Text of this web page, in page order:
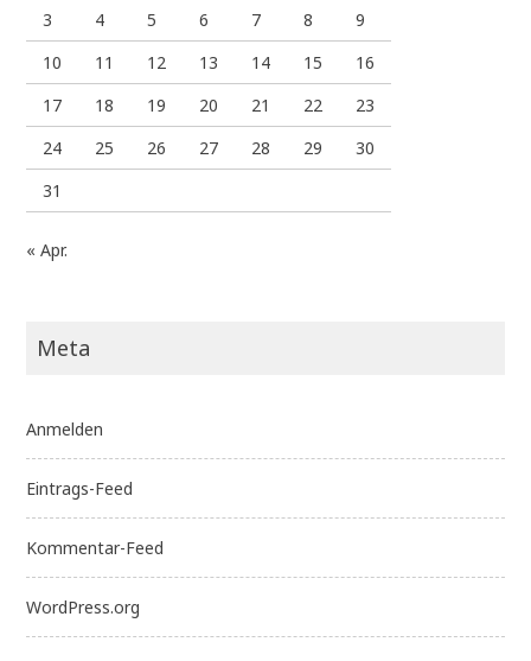
3
4 5 6 7 8
9
10
11 12 13 14 15
16
17
18 19 20 21 22
23
24
25 26 27 28 29
30
31
« Apr.
Meta
Anmelden
Eintrags-Feed
Kommentar-Feed
WordPress.org